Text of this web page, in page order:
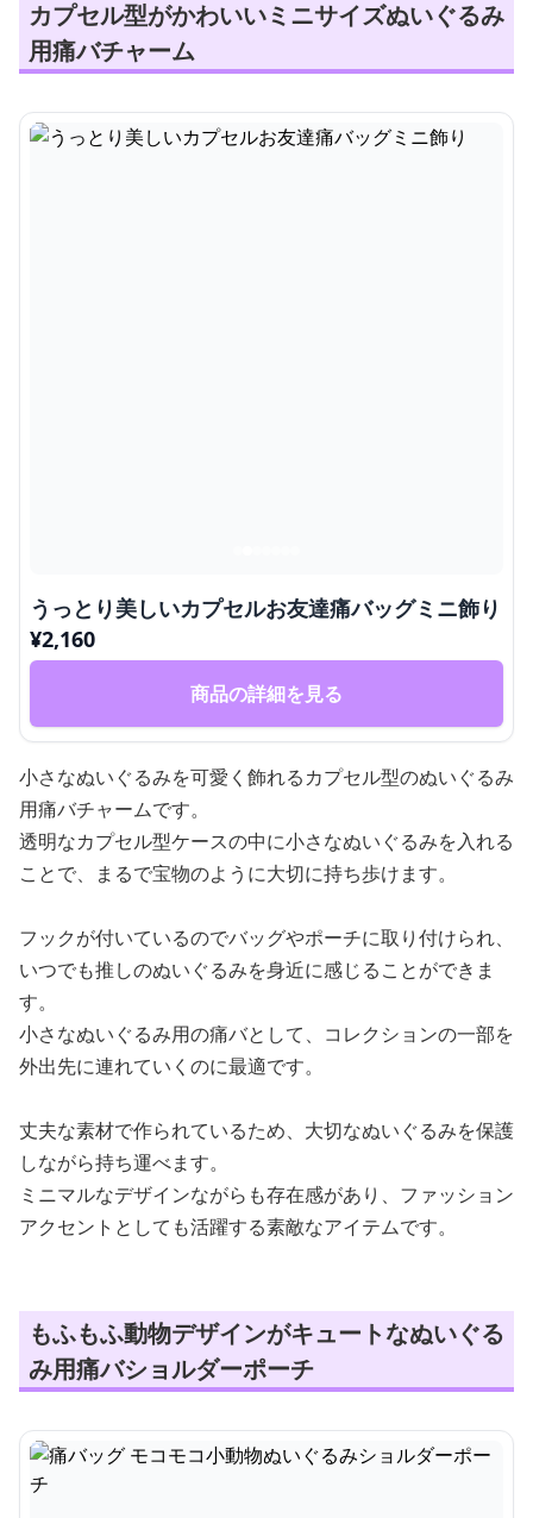
カプセル型がかわいいミニサイズぬいぐるみ
用痛バチャーム
うっとり美しいカプセルお友達痛バッグミニ飾り
¥2,160
商品の詳細を見る
小さなぬいぐるみを可愛く飾れるカプセル型のぬいぐるみ
用痛バチャームです。
透明なカプセル型ケースの中に小さなぬいぐるみを入れる
ことで、まるで宝物のように大切に持ち歩けます。
フックが付いているのでバッグやポーチに取り付けられ、
いつでも推しのぬいぐるみを身近に感じることができま
す。
小さなぬいぐるみ用の痛バとして、コレクションの一部を
外出先に連れていくのに最適です。
丈夫な素材で作られているため、大切なぬいぐるみを保護
しながら持ち運べます。
ミニマルなデザインながらも存在感があり、ファッション
アクセントとしても活躍する素敵なアイテムです。
もふもふ動物デザインがキュートなぬいぐる
み用痛バショルダーポーチ